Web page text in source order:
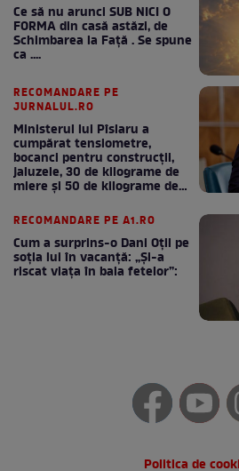
Ce să nu arunci SUB NICI O
FORMA din casă astăzi, de
Schimbarea la Față . Se spune
ca ....
RECOMANDARE PE
JURNALUL.RO
Ministerul lui Pîslaru a
cumpărat tensiometre,
bocanci pentru construcții,
jaluzele, 30 de kilograme de
miere și 50 de kilograme de
RECOMANDARE PE A1.RO
Cum a surprins-o Dani Oțil pe
soția lui în vacanță: „Și-a
riscat viața în baia fetelor”:
Politica de